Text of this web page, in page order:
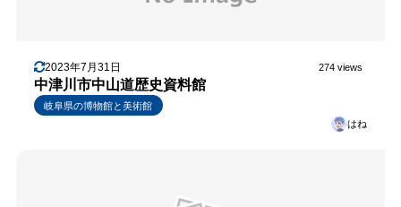
2023年7月31日 274 views
中津川市中山道歴史資料館
岐阜県の博物館と美術館
はね